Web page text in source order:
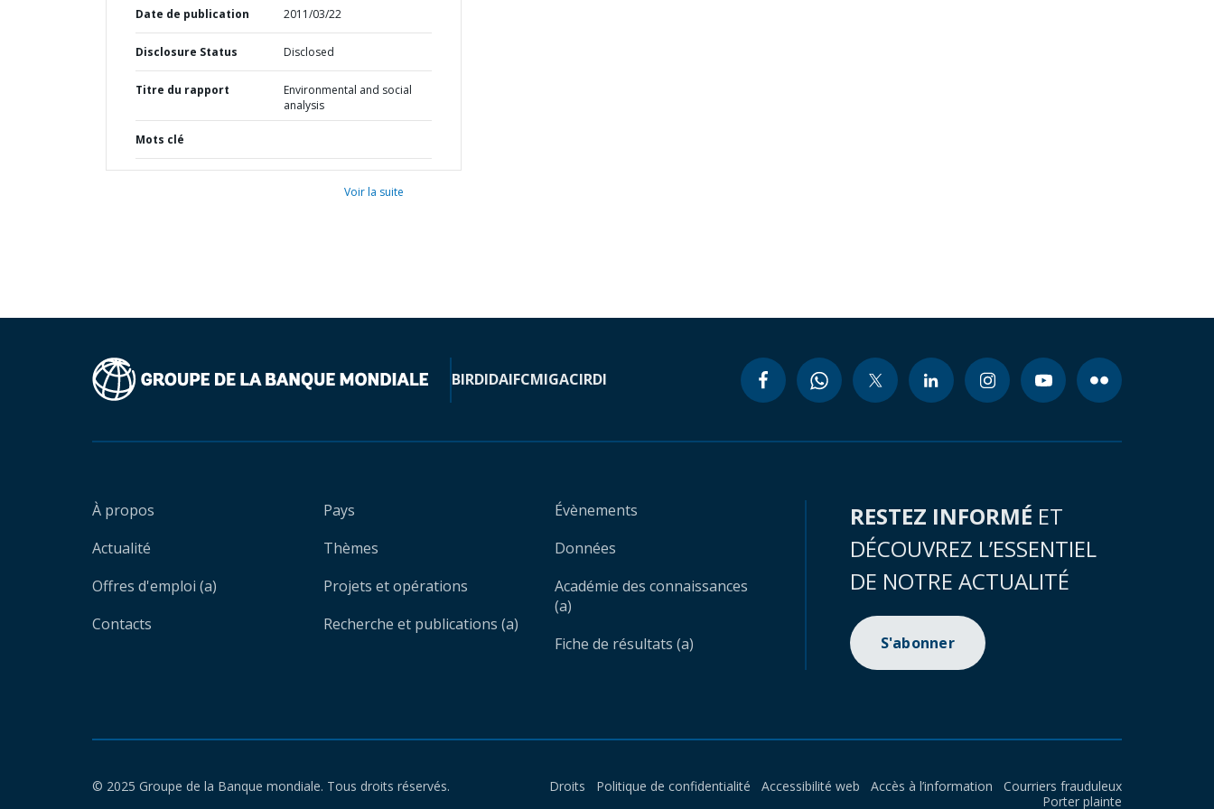
Date de publication 2011/03/22
Disclosure Status Disclosed
Titre du rapport
Environmental and social
analysis
Mots clé
Voir la suite
BIRDIDAIFCMIGACIRDI
À propos
Actualité
Offres d'emploi (a)
Contacts
Pays
Thèmes
Projets et opérations
Recherche et publications (a)
Évènements
Données
Académie des connaissances
(a)
Fiche de résultats (a)
RESTEZ INFORMÉ ET
DÉCOUVREZ L’ESSENTIEL
DE NOTRE ACTUALITÉ
S'abonner
© 2025 Groupe de la Banque mondiale. Tous droits réservés. Droits Politique de confidentialité Accessibilité web Accès à l’information
Courriers frauduleux
Porter plainte